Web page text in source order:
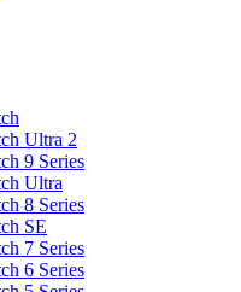
Ultra 2
9 Series
Ultra
8 Series
SE
7 Series
6 Series